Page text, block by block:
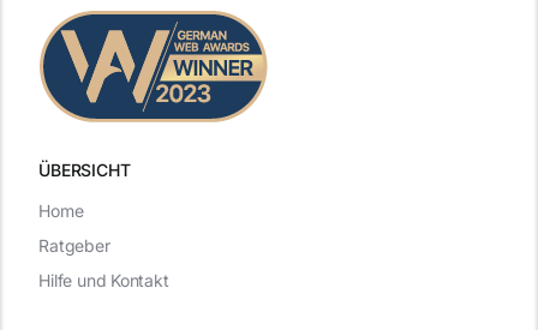
ÜBERSICHT
Home
Ratgeber
Hilfe und Kontakt